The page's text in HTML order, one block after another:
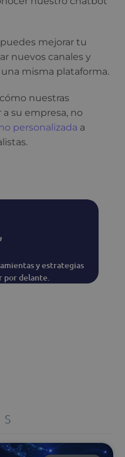
mejorar tu
nuevos canales y
misma plataforma.
nuestras
su empresa, no
personalizada a
y estrategias
por delante.